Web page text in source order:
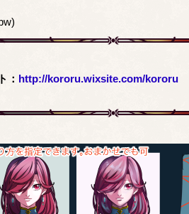
： http://kororu.wixsite.com/kororu